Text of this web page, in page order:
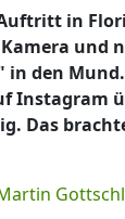
in
und
in den
Instagram
Das